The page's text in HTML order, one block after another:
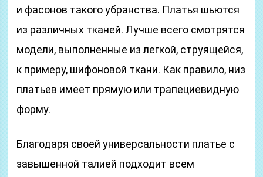
и фасонов такого убранства. Платья шьются
из различных тканей. Лучше всего смотрятся
модели, выполненные из легкой, струящейся,
к примеру, шифоновой ткани. Как правило, низ
платьев имеет прямую или трапециевидную
форму.
Благодаря своей универсальности платье с
завышенной талией подходит всем